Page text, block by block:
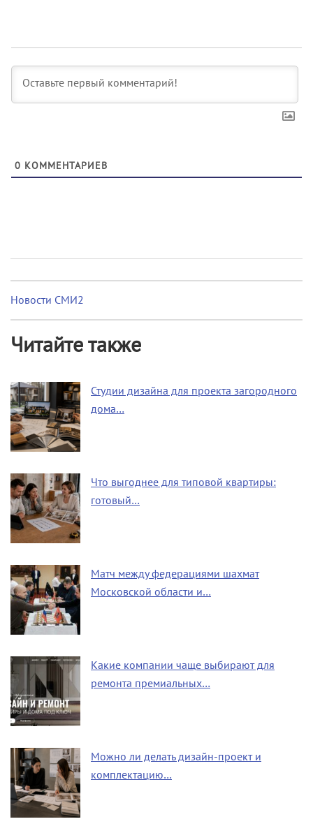
0 КОММЕНТАРИЕВ
Новости СМИ2
Читайте также
Студии дизайна для проекта загородного
дома…
Что выгоднее для типовой квартиры:
готовый…
Матч между федерациями шахмат
Московской области и…
Какие компании чаще выбирают для
ремонта премиальных…
Можно ли делать дизайн-проект и
комплектацию…